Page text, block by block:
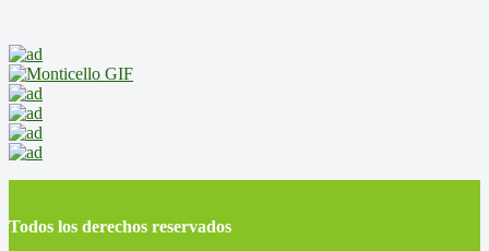
Todos los derechos reservados